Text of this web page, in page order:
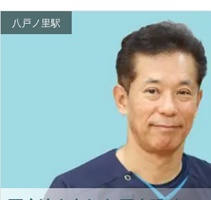
八戸ノ里駅